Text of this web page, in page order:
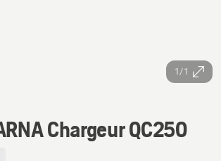
1/1
Chargeur QC250